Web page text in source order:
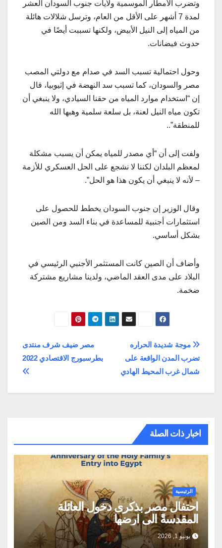
وتضرب الأمطار الموسمية ولايات جنوب السودان العشر
لمدة 7 أشهر على الأقل من العام، وترسل شلالات هائلة
من المياه إلى النيل الأبيض، ولكنها تسببت أيضًا في
حدوث فيضانات.
وحول احتمالية تسبب السد في صدام مع دولتي المصب
مصر والسودان، كما تسبب سد النهضة في إثيوبيا، قال
إن “استخدام موارد المياه من حقنا السيادي، ولا ينبغي أن
تكون مياه النيل لعنة، بل سلعة سلمية وهبها الله
للمنطقة”..
ولفت إلى أن “أي مصدر للمياه يمكن أن يسبب مشكلة
لمعظم البلدان لكننا لا نشجع على الحل العسكري للأزمة
– لأنه لا ينبغي أن يكون هذا هو الحل”.
وقال الوزير إن جنوب السودان يخطط للحصول على
استثمارات أجنبية للمساعدة في بناء السد ومن الصين
بشكل أساسي.
وأضاف أن الصين كانت المستثمر الأجنبي الرئيسي في
البلاد على مدى العقد الماضي، ولدينا مشاريع مشتركة
ضخمة.
تصفّح
المقالات
مصر ضيف شرف منتدى
بطرسبورج الاقتصادي 2022
موجة شديدة الحراره
تضرب المدن الواقعة على
شمال غرب المحيط الهادي
اخبار ذات الصلة
الرئيسية
احتفال مصر بذكرى دخول العائلة
المقدسةً الى ارضها
يونيو 1, 2026